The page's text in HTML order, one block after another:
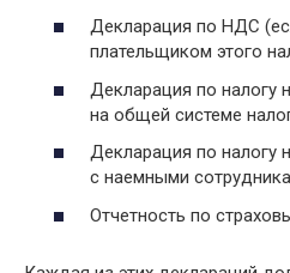
Декларация по НДС
плательщиком этого
Декларация по
на общей системе
Декларация по налогу
с наемными
Отчетность по